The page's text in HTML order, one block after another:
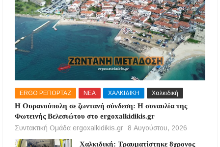
ERGO ΡΕΠΟΡΤΑΖ ΝΕΑ ΧΑΛΚΙΔΙΚΗ Χαλκιδική
Η Ουρανούπολη σε ζωντανή σύνδεση: Η συναυλία της
Φωτεινής Βελεσιώτου στο ergoxalkidikis.gr
Συντακτική Ομάδα ergoxalkidikis.gr
8 Αυγούστου, 2026
Χαλκιδική: Τραυματίστηκε 8χρονος